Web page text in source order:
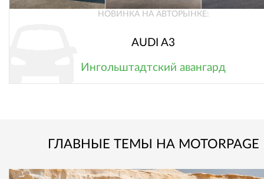
НОВИНКА НА АВТОРЫНКЕ:
AUDI A3
Ингольштадтский авангард
ГЛАВНЫЕ ТЕМЫ НА MOTORPAGE